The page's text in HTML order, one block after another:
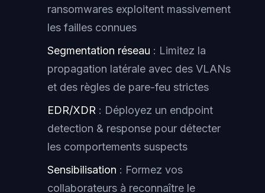
ransomwares exploitent massivement
les failles connues
Segmentation réseau : Limitez la
propagation latérale avec des VLANs
et des règles de pare-feu strictes
EDR/XDR : Déployez un endpoint
detection & response pour détecter
les comportements suspects
Sensibilisation : Formez vos
collaborateurs à reconnaître le